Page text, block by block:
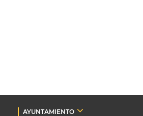
AYUNTAMIENTO